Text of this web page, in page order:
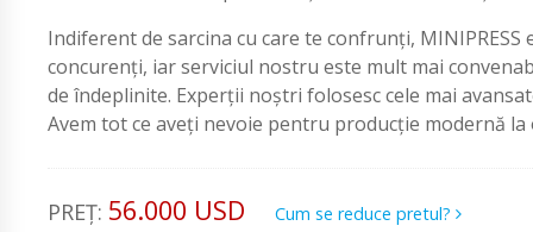
Indiferent de sarcina cu care te confrunți,
concurenți, iar serviciul nostru este mult mai
de îndeplinite. Experții noștri folosesc cele mai
Avem tot ce aveți nevoie pentru producție modernă la
PREȚ: 56.000 USD Cum se reduce pretul?